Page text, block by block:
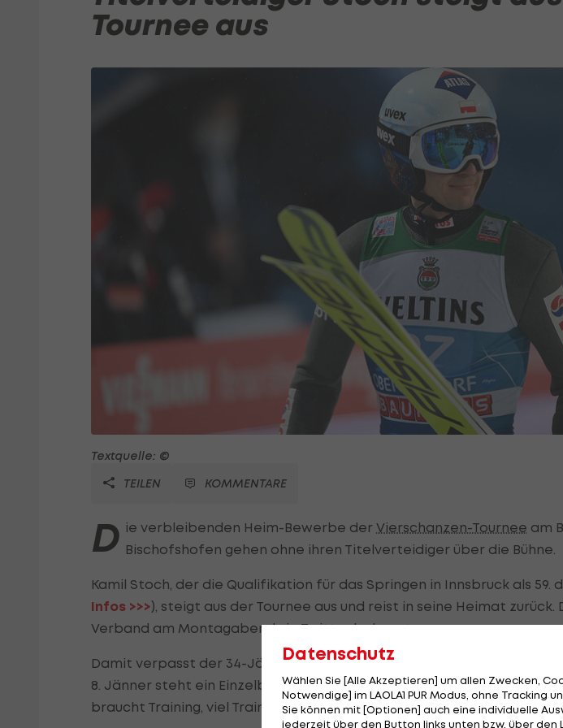
Tournee aus
Textquelle: ©
TEILEN
KOMMENTARE
D ie verbleibenden Heim-Bewerbe der Vierschanzen-Tournee am
Bischofshofen gehen ohne ihren Titelverteidiger über die Bühne.
Kamil Stoch, der die Qualifikation für das Springen in Innsbruck als 59.
Infos >>>), steigt aus der Tournee aus und reist in seine Heimat
Verband am Montagabend via Twitter bekannt.
Damit verpasst der 34-Jährige auch das folgende Weltcup-
8. Jänner steht ein Einzelbewerb an, am 9. Jänner folgt der
braucht Training, viel Training", sagt Polens Sportdirektor Adam Malysz.
Datenschutz
Wählen Sie [Alle Akzeptieren] um allen Zwecken,
Notwendige] im LAOLA1 PUR Modus, ohne Tracking
Sie können mit [Optionen] auch eine individuelle
jederzeit über den Button links unten bzw. über den